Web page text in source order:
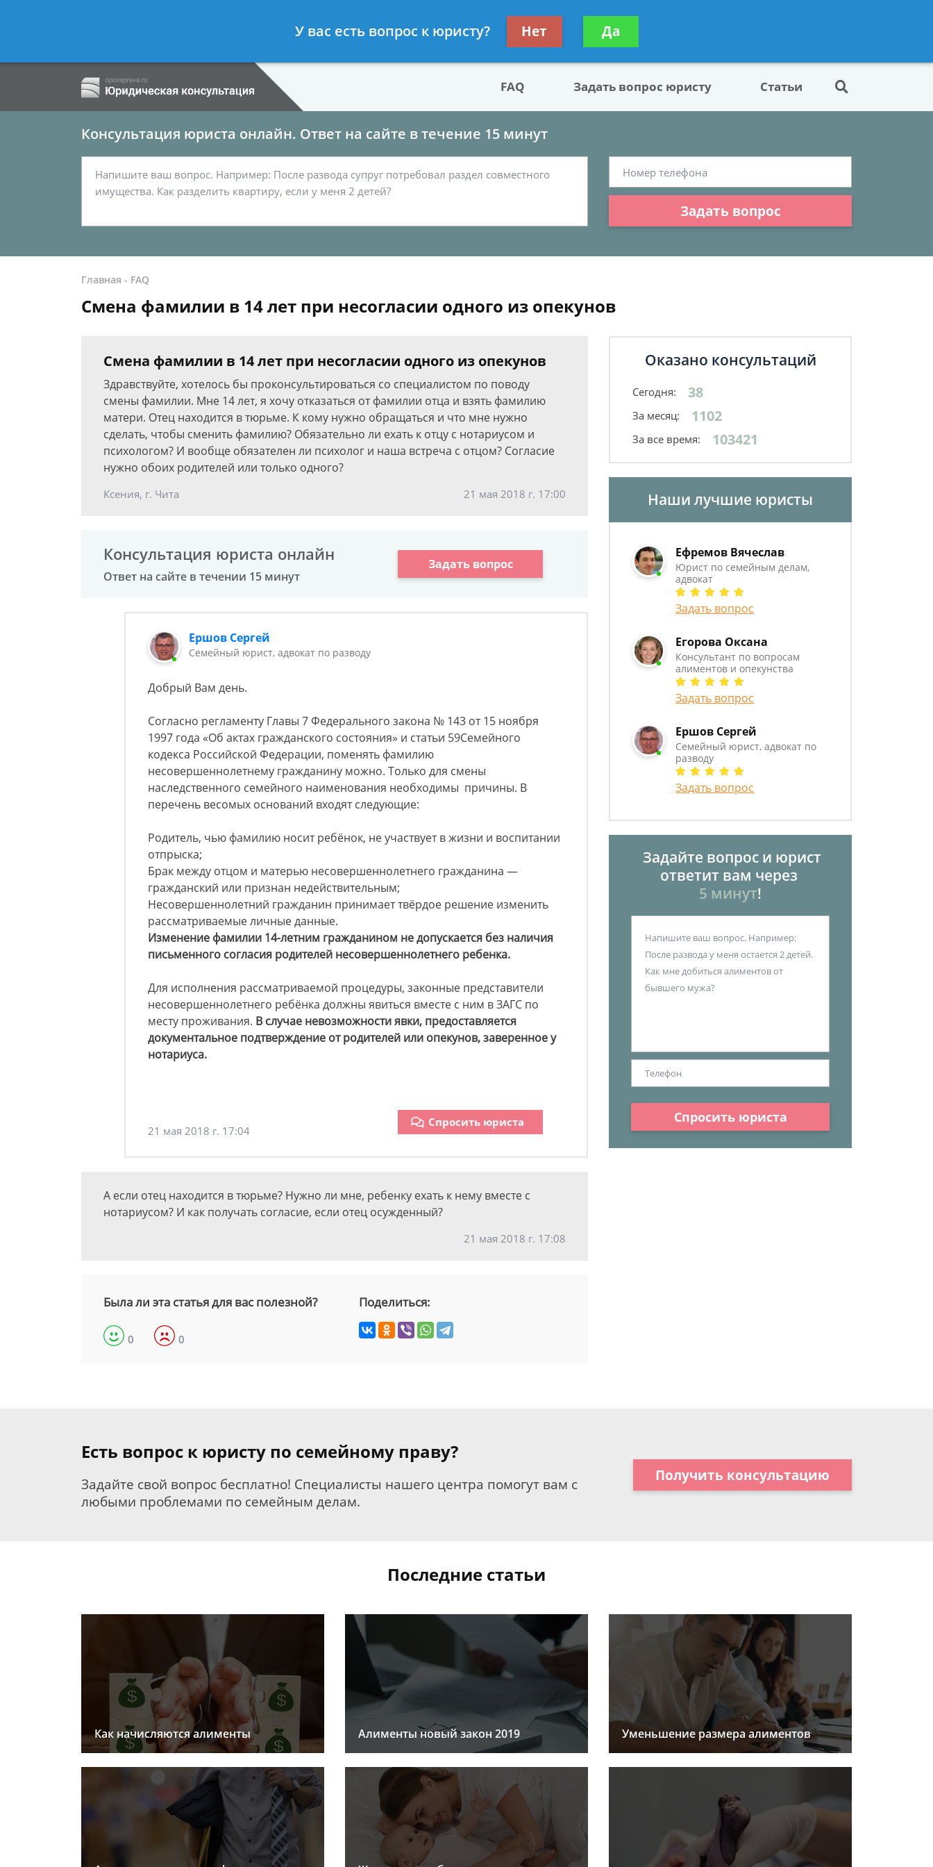
- Семейный юрист, адвокат по разводу
Получите консультацию
бесплатно
FAQ Задать вопрос юристу Статьи
Консультация юриста онлайн. Ответ на сайте в течение 15 минут
Задать вопрос
Главная - FAQ
Смена фамилии в 14 лет при несогласии одного из опекунов
Смена фамилии в 14 лет при несогласии одного из опекунов
Здравствуйте, хотелось бы проконсультироваться со специалистом по поводу
смены фамилии. Мне 14 лет, я хочу отказаться от фамилии отца и взять фамилию
матери. Отец находится в тюрьме. К кому нужно обращаться и что мне нужно
сделать, чтобы сменить фамилию? Обязательно ли ехать к отцу с нотариусом и
психологом? И вообще обязателен ли психолог и наша встреча с отцом? Согласие
нужно обоих родителей или только одного?
Ксения, г. Чита 21 мая 2018 г. 17:00
Консультация юриста онлайн
Ответ на сайте в течении 15 минут
Задать вопрос
Ершов Сергей
Семейный юрист, адвокат по разводу
Добрый Вам день.
Согласно регламенту Главы 7 Федерального закона № 143 от 15 ноября
1997 года «Об актах гражданского состояния» и статьи 59Семейного
кодекса Российской Федерации, поменять фамилию
несовершеннолетнему гражданину можно. Только для смены
наследственного семейного наименования необходимы причины. В
перечень весомых оснований входят следующие:
Родитель, чью фамилию носит ребёнок, не участвует в жизни и воспитании
отпрыска;
Брак между отцом и матерью несовершеннолетнего гражданина —
гражданский или признан недействительным;
Несовершеннолетний гражданин принимает твёрдое решение изменить
рассматриваемые личные данные.
Изменение фамилии 14-летним гражданином не допускается без наличия
письменного согласия родителей несовершеннолетнего ребенка.
Для исполнения рассматриваемой процедуры, законные представители
несовершеннолетнего ребёнка должны явиться вместе с ним в ЗАГС по
месту проживания. В случае невозможности явки, предоставляется
документальное подтверждение от родителей или опекунов, заверенное у
нотариуса.
21 мая 2018 г. 17:04
Спросить юриста
А если отец находится в тюрьме? Нужно ли мне, ребенку ехать к нему вместе с
нотариусом? И как получать согласие, если отец осужденный?
21 мая 2018 г. 17:08
Была ли эта статья для вас полезной?
0 0
Поделиться:
Оказано консультаций
Сегодня: 38
За месяц: 1102
За все время: 103421
Наши лучшие юристы
Ефремов Вячеслав
Юрист по семейным делам,
адвокат
Задать вопрос
Егорова Оксана
Консультант по вопросам
алиментов и опекунства
Задать вопрос
Ершов Сергей
Семейный юрист, адвокат по
разводу
Задать вопрос
Задайте вопрос и юрист
ответит вам через
5 минут!
Спросить юриста
Есть вопрос к юристу по семейному праву?
Задайте свой вопрос бесплатно! Специалисты нашего центра помогут вам с
любыми проблемами по семейным делам.
Получить консультацию
Последние статьи
Как начисляются алименты Алименты новый закон 2019 Уменьшение размера алиментов
У вас есть вопрос к юристу? Нет Да